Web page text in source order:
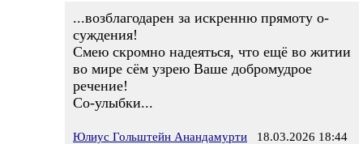
...возблагодарен за искренню прямоту о-
суждения!
Смею скромно надеяться, что ещё во житии
во мире сём узрею Ваше добромудрое
речение!
Со-улыбки...
Юлиус Гольштейн Анандамурти 18.03.2026 18:44